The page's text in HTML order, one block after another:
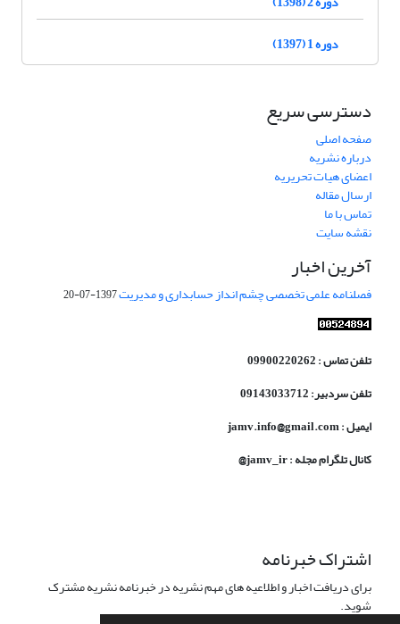
دوره 1 (1397)
دسترسی سریع
صفحه اصلی
درباره نشریه
اعضای هیات تحریریه
ارسال مقاله
تماس با ما
نقشه سایت
آخرین اخبار
فصلنامه علمی تخصصی چشم انداز حسابداری و مدیریت1397-07-20
تلفن تماس : 09900220262
تلفن سردبیر: 09143033712
ایمیل : jamv.info@gmail.com
کانال تلگرام مجله : jamv_ir@
اشتراک خبرنامه
برای دریافت اخبار و اطلاعیه های مهم نشریه در خبرنامه نشریه مشترک
شوید.